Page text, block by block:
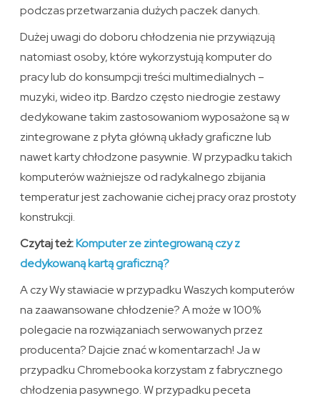
podczas przetwarzania dużych paczek danych.
Dużej uwagi do doboru chłodzenia nie przywiązują
natomiast osoby, które wykorzystują komputer do
pracy lub do konsumpcji treści multimedialnych –
muzyki, wideo itp. Bardzo często niedrogie zestawy
dedykowane takim zastosowaniom wyposażone są w
zintegrowane z płyta główną układy graficzne lub
nawet karty chłodzone pasywnie. W przypadku takich
komputerów ważniejsze od radykalnego zbijania
temperatur jest zachowanie cichej pracy oraz prostoty
konstrukcji.
Czytaj też:Komputer ze zintegrowaną czy z
dedykowaną kartą graficzną?
A czy Wy stawiacie w przypadku Waszych komputerów
na zaawansowane chłodzenie? A może w 100%
polegacie na rozwiązaniach serwowanych przez
producenta? Dajcie znać w komentarzach! Ja w
przypadku Chromebooka korzystam z fabrycznego
chłodzenia pasywnego. W przypadku peceta